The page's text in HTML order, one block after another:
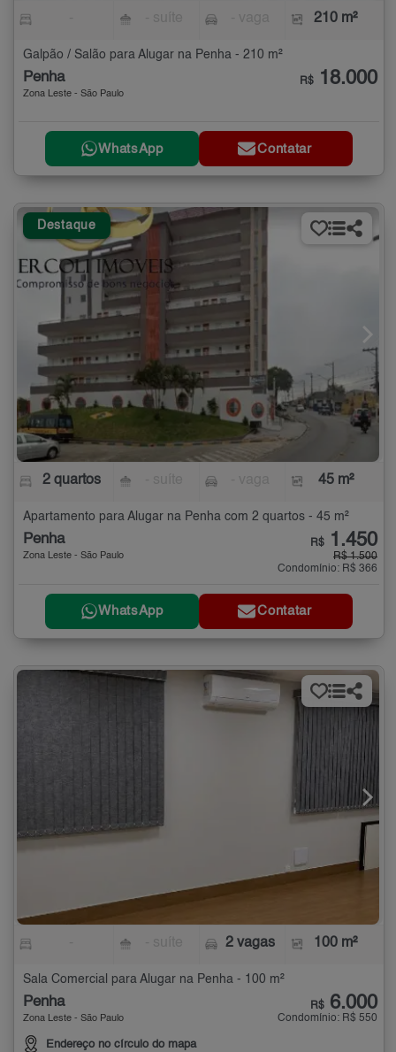
210 m²
Galpão / Salão para Alugar na Penha - 210 m²
Penha
Zona Leste - São Paulo
R$ 18.000
WhatsApp Contatar
Destaque
2 quartos 45 m²
Apartamento para Alugar na Penha com 2 quartos - 45 m²
Penha
Zona Leste - São Paulo
R$ 1.450
R$ 1.500
Condomínio: R$ 366
WhatsApp Contatar
2 vagas 100 m²
Sala Comercial para Alugar na Penha - 100 m²
Penha
Zona Leste - São Paulo
Endereço no círculo do mapa
R$ 6.000
Condomínio: R$ 550